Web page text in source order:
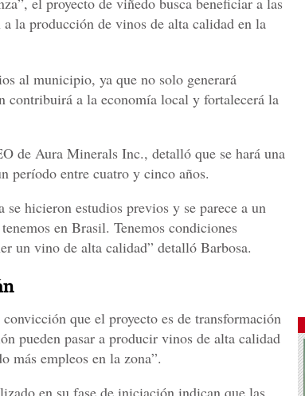
la producción de vinos de alta calidad en la
al municipio, ya que no solo generará
contribuirá a la economía local y fortalecerá la
de Aura Minerals Inc., detalló que se hará una
período entre cuatro y cinco años.
hicieron estudios previos y se parece a un
en Brasil. Tenemos condiciones
un vino de alta calidad” detalló Barbosa.
que el proyecto es de transformación
pueden pasar a producir vinos de alta calidad
más empleos en la zona”.
en su fase de iniciación indican que las